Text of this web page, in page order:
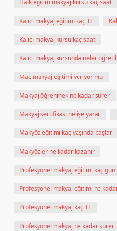
Halk eğitim makyaj kursu kaç saat
Kalıcı makyaj eğitimi kaç TL
Kalıcı makyaj kursu kaç saat
Kalıcı makyaj kursunda neler
Mac makyaj eğitimi veriyor mu
Makyaj öğrenmek ne kadar sürer
Makyaj sertifikası ne işe yarar
Makyöz eğitimi kaç yaşında başlar
Makyözler ne kadar kazanır
Profesyonel makyaj eğitimi kaç
Profesyonel makyaj eğitimi ne
Profesyonel makyaj kaç TL
Profesyonel makyaj ne kadar sürer